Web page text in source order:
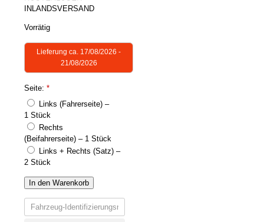
INLANDSVERSAND
Vorrätig
Lieferung ca. 17/08/2026 -
21/08/2026
Seite: *
Links (Fahrerseite) –
1 Stück
Rechts
(Beifahrerseite) – 1 Stück
Links + Rechts (Satz) –
2 Stück
In den Warenkorb